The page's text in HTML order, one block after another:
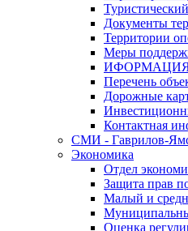
Документы
Территории
Меры
ИФОРМАЦИЯ
Перечень
Дорожные
Контактная
СМИ - Гаврилов-
Экономика
Отдел
Защита прав
Малый и
Оценка